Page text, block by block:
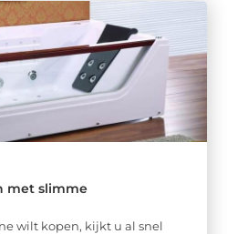
met slimme
wilt kopen, kijkt u al snel